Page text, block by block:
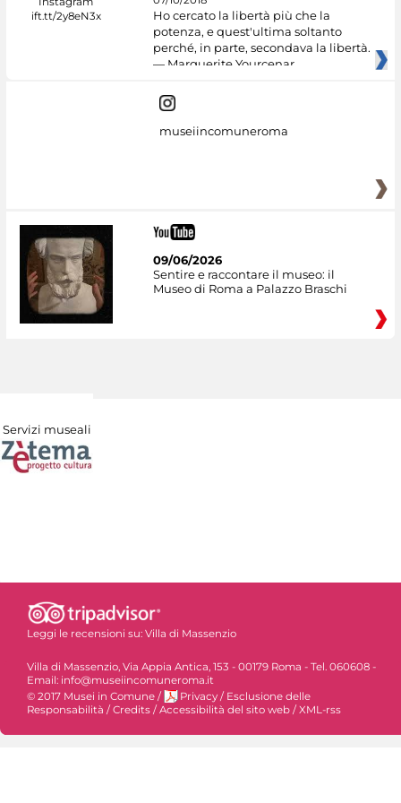
Ho cercato la libertà più che la
potenza, e quest'ultima soltanto
perché, in parte, secondava la libertà.
— Marguerite Yourcenar
museiincomuneroma
09/06/2026
Sentire e raccontare il museo: il
Museo di Roma a Palazzo Braschi
Servizi museali
Leggi le recensioni su: Villa di Massenzio
Villa di Massenzio, Via Appia Antica, 153 - 00179 Roma - Tel. 060608 -
Email: info@museiincomuneroma.it
© 2017 Musei in Comune / Privacy / Esclusione delle
Responsabilità / Credits / Accessibilità del sito web / XML-rss